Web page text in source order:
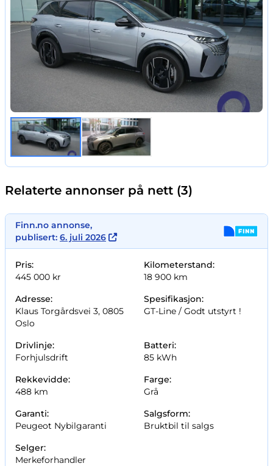
Relaterte annonser på nett (3)
Finn.no annonse,
publisert: 6. juli 2026
Pris:
445 000 kr
Kilometerstand:
18 900 km
Adresse:
Klaus Torgårdsvei 3, 0805
Oslo
Spesifikasjon:
GT-Line / Godt utstyrt !
Drivlinje:
Forhjulsdrift
Batteri:
85 kWh
Rekkevidde:
488 km
Farge:
Grå
Garanti:
Peugeot Nybilgaranti
Salgsform:
Bruktbil til salgs
Selger:
Merkeforhandler